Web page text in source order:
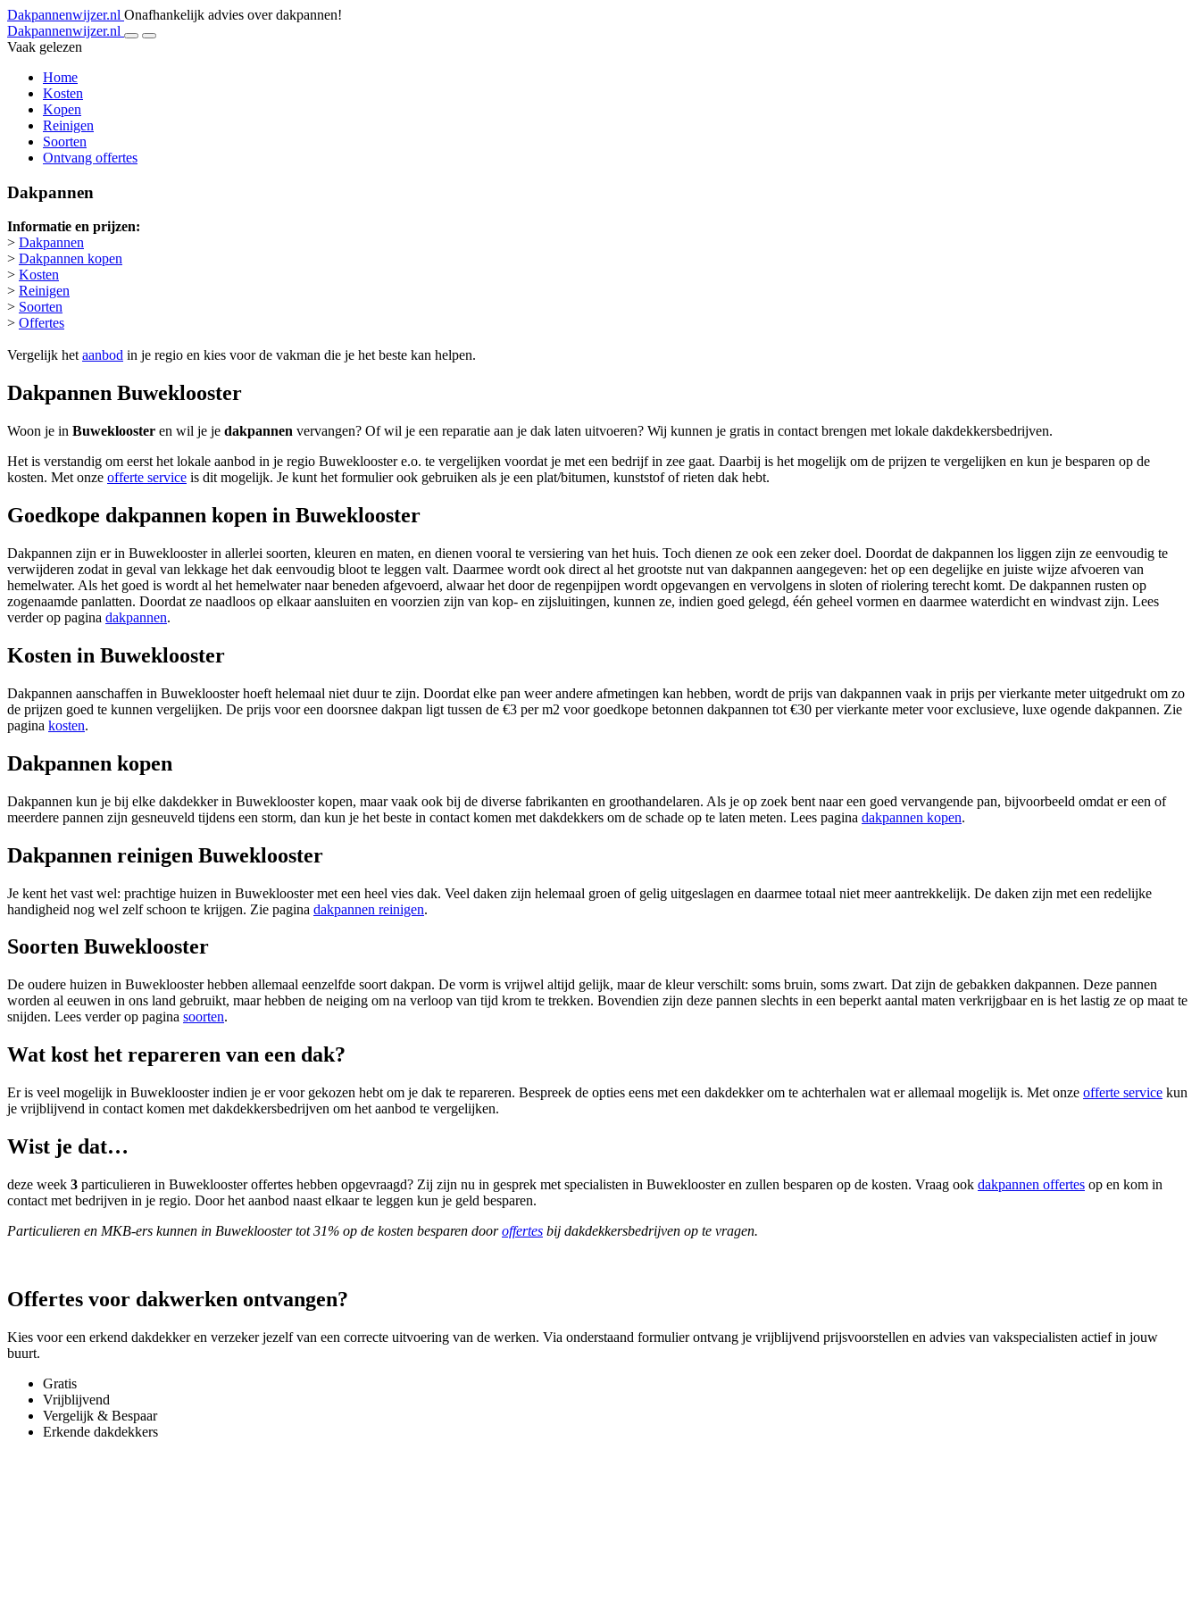
Dakpannenwijzer.nl Onafhankelijk advies over dakpannen!
Dakpannenwijzer.nl
Vaak gelezen
Home
Kosten
Kopen
Reinigen
Soorten
Ontvang offertes
Dakpannen
Informatie en prijzen:
> Dakpannen
> Dakpannen kopen
> Kosten
> Reinigen
> Soorten
> Offertes
Vergelijk hetaanbod in je regio en kies voor de vakman die je het beste kan helpen.
Dakpannen Buweklooster
Woon je in Buweklooster en wil je je dakpannen vervangen? Of wil je een reparatie aan je dak laten uitvoeren? Wij kunnen je gratis in contact brengen met lokale dakdekkersbedrijven.
Het is verstandig om eerst het lokale aanbod in je regio Buweklooster e.o. te vergelijken voordat je met een bedrijf in zee gaat. Daarbij is het mogelijk om de prijzen te vergelijken en kun je besparen op de
kosten. Met onze offerte service is dit mogelijk. Je kunt het formulier ook gebruiken als je een plat/bitumen, kunststof of rieten dak hebt.
Goedkope dakpannen kopen in Buweklooster
Dakpannen zijn er in Buweklooster in allerlei soorten, kleuren en maten, en dienen vooral te versiering van het huis. Toch dienen ze ook een zeker doel. Doordat de dakpannen los liggen zijn ze eenvoudig te
verwijderen zodat in geval van lekkage het dak eenvoudig bloot te leggen valt. Daarmee wordt ook direct al het grootste nut van dakpannen aangegeven: het op een degelijke en juiste wijze afvoeren van
hemelwater. Als het goed is wordt al het hemelwater naar beneden afgevoerd, alwaar het door de regenpijpen wordt opgevangen en vervolgens in sloten of riolering terecht komt. De dakpannen rusten op
zogenaamde panlatten. Doordat ze naadloos op elkaar aansluiten en voorzien zijn van kop- en zijsluitingen, kunnen ze, indien goed gelegd, één geheel vormen en daarmee waterdicht en windvast zijn. Lees
verder op pagina dakpannen.
Kosten in Buweklooster
Dakpannen aanschaffen in Buweklooster hoeft helemaal niet duur te zijn. Doordat elke pan weer andere afmetingen kan hebben, wordt de prijs van dakpannen vaak in prijs per vierkante meter uitgedrukt om zo
de prijzen goed te kunnen vergelijken. De prijs voor een doorsnee dakpan ligt tussen de €3 per m2 voor goedkope betonnen dakpannen tot €30 per vierkante meter voor exclusieve, luxe ogende dakpannen. Zie
pagina kosten.
Dakpannen kopen
Dakpannen kun je bij elke dakdekker in Buweklooster kopen, maar vaak ook bij de diverse fabrikanten en groothandelaren. Als je op zoek bent naar een goed vervangende pan, bijvoorbeeld omdat er een of
meerdere pannen zijn gesneuveld tijdens een storm, dan kun je het beste in contact komen met dakdekkers om de schade op te laten meten. Lees pagina dakpannen kopen.
Dakpannen reinigen Buweklooster
Je kent het vast wel: prachtige huizen in Buweklooster met een heel vies dak. Veel daken zijn helemaal groen of gelig uitgeslagen en daarmee totaal niet meer aantrekkelijk. De daken zijn met een redelijke
handigheid nog wel zelf schoon te krijgen. Zie pagina dakpannen reinigen.
Soorten Buweklooster
De oudere huizen in Buweklooster hebben allemaal eenzelfde soort dakpan. De vorm is vrijwel altijd gelijk, maar de kleur verschilt: soms bruin, soms zwart. Dat zijn de gebakken dakpannen. Deze pannen
worden al eeuwen in ons land gebruikt, maar hebben de neiging om na verloop van tijd krom te trekken. Bovendien zijn deze pannen slechts in een beperkt aantal maten verkrijgbaar en is het lastig ze op maat te
snijden. Lees verder op pagina soorten.
Wat kost het repareren van een dak?
Er is veel mogelijk in Buweklooster indien je er voor gekozen hebt om je dak te repareren. Bespreek de opties eens met een dakdekker om te achterhalen wat er allemaal mogelijk is. Met onze offerte service kun
je vrijblijvend in contact komen met dakdekkersbedrijven om het aanbod te vergelijken.
Wist je dat…
deze week 3 particulieren in Buweklooster offertes hebben opgevraagd? Zij zijn nu in gesprek met specialisten in Buweklooster en zullen besparen op de kosten. Vraag ook dakpannen offertes op en kom in
contact met bedrijven in je regio. Door het aanbod naast elkaar te leggen kun je geld besparen.
Particulieren en MKB-ers kunnen in Buweklooster tot 31% op de kosten besparen dooroffertes bij dakdekkersbedrijven op te vragen.
Offertes voor dakwerken ontvangen?
Kies voor een erkend dakdekker en verzeker jezelf van een correcte uitvoering van de werken. Via onderstaand formulier ontvang je vrijblijvend prijsvoorstellen en advies van vakspecialisten actief in jouw
buurt.
Gratis
Vrijblijvend
Vergelijk & Bespaar
Erkende dakdekkers